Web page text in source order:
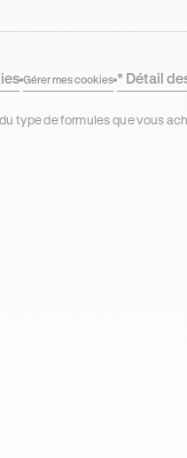
Gérer mes cookies * Détail
type de formules que vous